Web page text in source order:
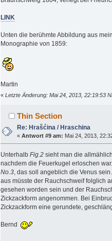
LINK
Unten die berühmte Abbildung aus
Monographie von 1859:
Martin
« Letzte Änderung: Mai 24, 2013, 22:19:53
Thin Section
Re: Hrašćina / Hraschina
«Antwort #9 am: Mai 24, 2013,
Unterhalb Fig.2 sieht man die
nachdem die Feuerkugel erloschen
No.3 , das soll angeblich die Venus
aus müsste der Rauchschweif folglich
gesehen worden sein und der
Zickzackform angenommen. Bei
Zickzackform eine gerundete,
Bernd